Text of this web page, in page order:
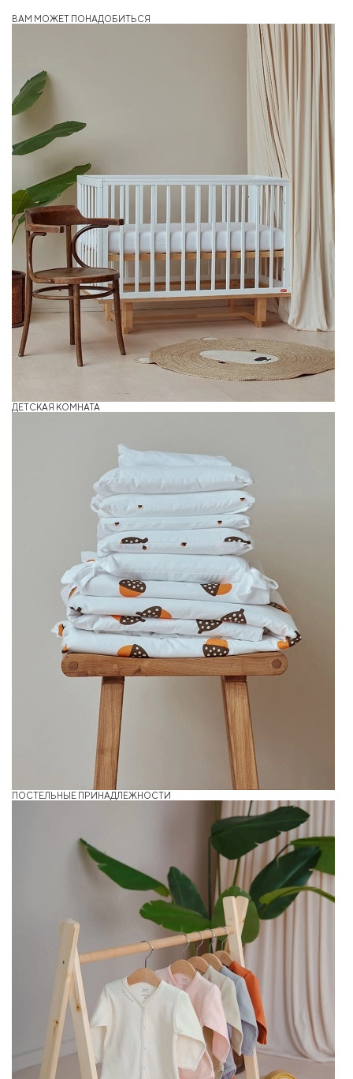
ВАМ МОЖЕТ ПОНАДОБИТЬСЯ
ДЕТСКАЯ КОМНАТА
ПОСТЕЛЬНЫЕ ПРИНАДЛЕЖНОСТИ